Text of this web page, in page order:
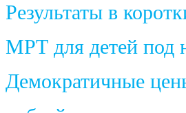
Результаты в
МРТ для детей под
Демократичные